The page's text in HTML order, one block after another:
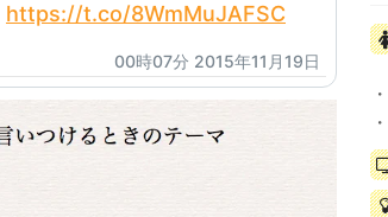
https://t.co/8WmMuJAFSC
00時07分 2015年11月19日